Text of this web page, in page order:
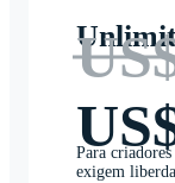
Para
exigem